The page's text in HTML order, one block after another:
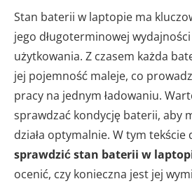
Stan baterii w laptopie ma
jego długoterminowej
użytkowania. Z czasem każda
jej pojemność maleje, co
pracy na jednym ładowaniu.
sprawdzać kondycję baterii, aby
działa optymalnie. W tym tekście
sprawdzić stan baterii w
ocenić, czy konieczna jest jej